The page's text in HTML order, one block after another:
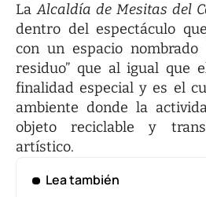
LaAlcaldía de Mesitas del
dentro del espectáculo
con un espacio nombrado
residuo” que al igual que
finalidad especial y es el
ambiente donde la
objeto reciclable y
artístico.
Lea también